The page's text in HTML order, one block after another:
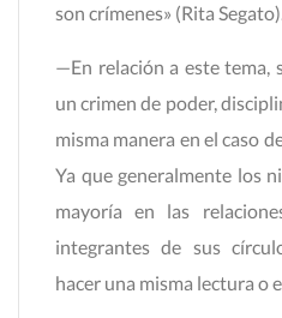
son crímenes» (Rita
—En relación a este tema,
un crimen de poder,
misma manera en el caso
Ya que generalmente los
mayoría en las
integrantes de sus
hacer una misma lectura o